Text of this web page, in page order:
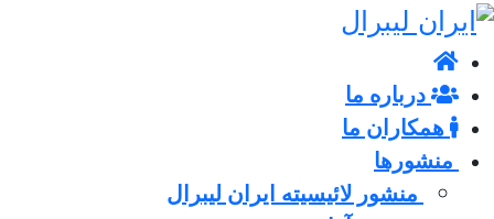
درباره ما
همکاران ما
منشورها
منشور لائیسیته ایران لیبرال